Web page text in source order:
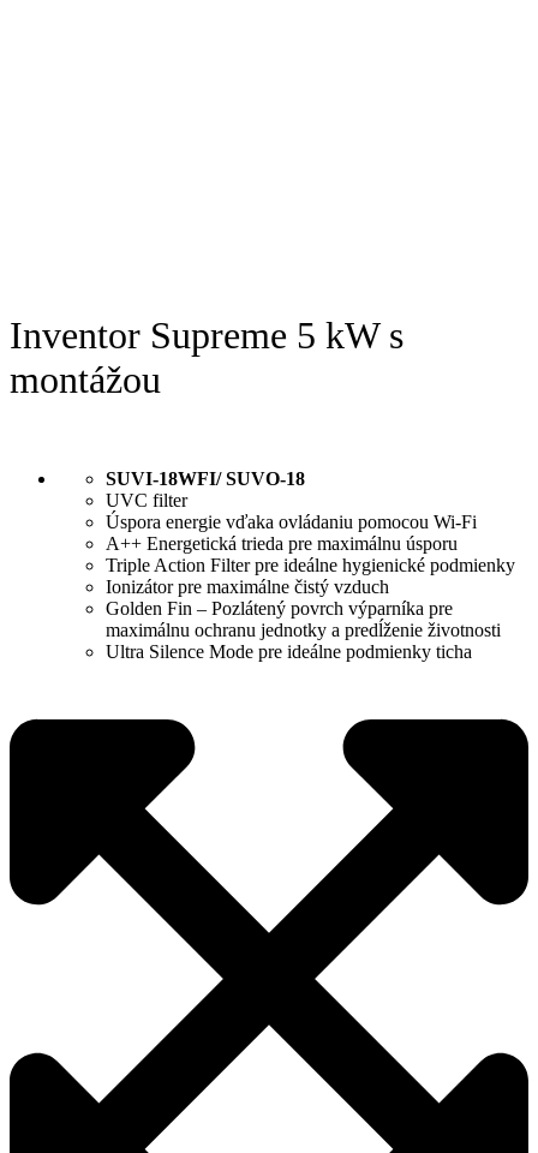
Inventor Supreme 5 kW s
montážou
SUVI-18WFI/ SUVO-18
UVC filter
Úspora energie vďaka ovládaniu pomocou Wi-Fi
A++ Energetická trieda pre maximálnu úsporu
Triple Action Filter pre ideálne hygienické podmienky
Ionizátor pre maximálne čistý vzduch
Golden Fin – Pozlátený povrch výparníka pre
maximálnu ochranu jednotky a predĺženie životnosti
Ultra Silence Mode pre ideálne podmienky ticha